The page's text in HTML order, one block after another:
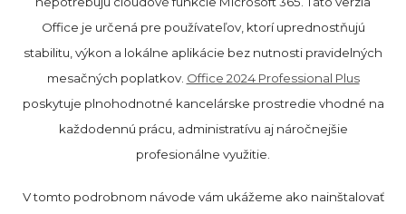
Office je určená pre používateľov, ktorí uprednostňujú
stabilitu, výkon a lokálne aplikácie bez nutnosti pravidelných
mesačných poplatkov. Office 2024 Professional Plus
poskytuje plnohodnotné kancelárske prostredie vhodné na
každodennú prácu, administratívu aj náročnejšie
profesionálne využitie.
V tomto podrobnom návode vám ukážeme ako nainštalovať